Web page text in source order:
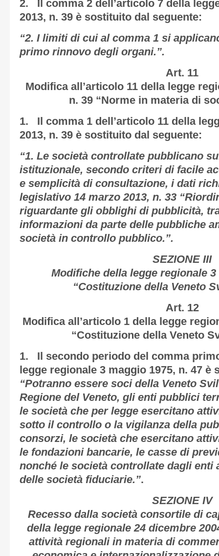
2. Il comma 2 dell’articolo 7 della
2013, n. 39 è sostituito dal seguente:
“2. I limiti di cui al comma 1 si
primo rinnovo degli organi.”.
Art. 11
Modifica all’articolo 11 della legge
n. 39 “Norme in materia di
1. Il comma 1 dell’articolo 11 della
2013, n. 39 è sostituito dal seguente:
“1. Le società controllate pubblicano
istituzionale, secondo criteri di facile
e semplicità di consultazione, i dati
legislativo 14 marzo 2013, n. 33
riguardante gli obblighi di pubblicità,
informazioni da parte delle pubbliche
società in controllo pubblico.”.
SEZIONE III
Modifiche della legge regionale 3
“Costituzione della Veneto
Art. 12
Modifica all’articolo 1 della legge
“Costituzione della Veneto
1. Il secondo periodo del comma
legge regionale 3 maggio 1975, n. 47
“Potranno essere soci della Veneto
Regione del Veneto, gli enti pubblici
le società che per legge esercitano
sotto il controllo o la vigilanza della
consorzi, le società che esercitano
le fondazioni bancarie, le casse di
nonché le società controllate dagli enti
delle società fiduciarie.”.
SEZIONE IV
Recesso dalla società consortile di
della legge regionale 24 dicembre
attività regionali in materia di